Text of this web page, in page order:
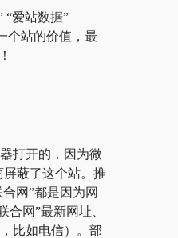
“爱站数据”
个站的价值，最
打开的，因为微
蔽了这个站。推
网”都是因为网
网”最新网址、
比如电信）。部